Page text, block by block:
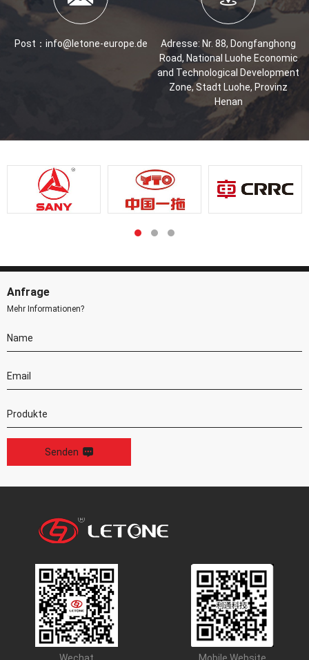
Post： info@letone-europe.de
Adresse: Nr. 88, Dongfanghong
Road, National Luohe Economic
and Technological Development
Zone, Stadt Luohe, Provinz
Henan
Anfrage
Mehr Informationen?
Senden